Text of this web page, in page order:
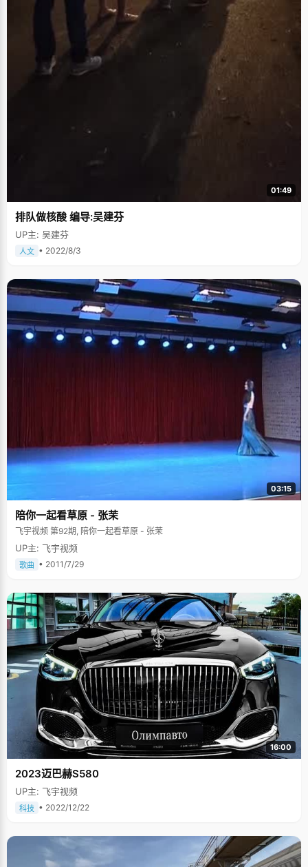
01:49
排队做核酸 编导:吴建芬
UP主: 吴建芬
人文 • 2022/8/3
03:15
陪你一起看草原 - 张茉
飞宇视频 第92期, 陪你一起看草原 - 张茉
UP主: 飞宇视频
歌曲 • 2011/7/29
16:00
2023迈巴赫S580
UP主: 飞宇视频
科技 • 2022/12/22